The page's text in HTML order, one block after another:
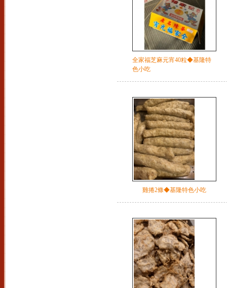
全家福芝麻元宵40粒◆基隆特
色小吃
雞捲2條◆基隆特色小吃